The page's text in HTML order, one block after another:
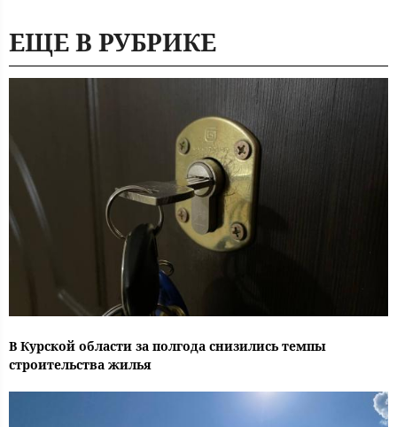
ЕЩЕ В РУБРИКЕ
В Курской области за полгода снизились темпы
строительства жилья